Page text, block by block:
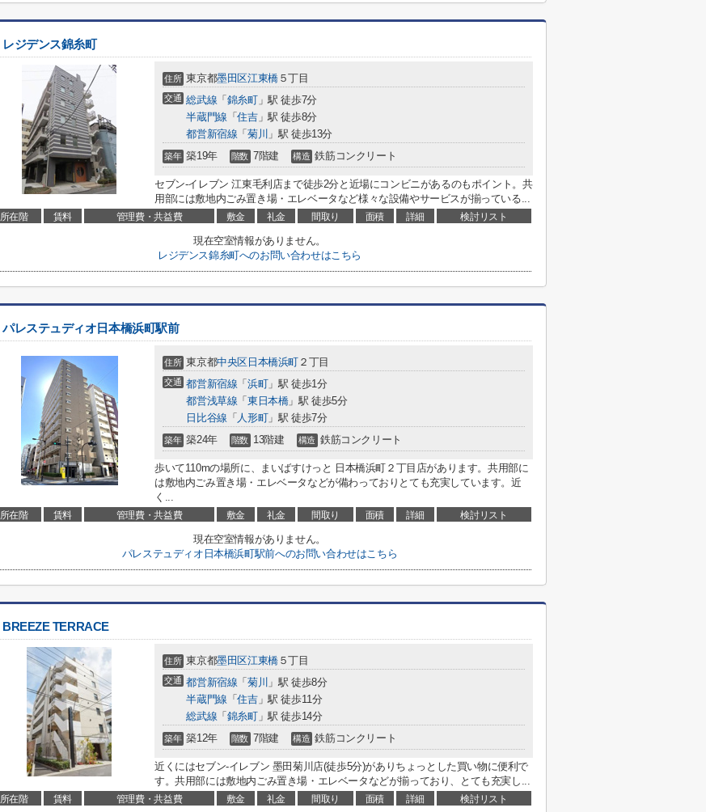
レジデンス錦糸町
住所 東京都墨田区江東橋５丁目
交通 総武線 「 錦糸町」駅 徒歩7分
半蔵門線 「住吉」駅 徒歩8分
都営新宿線 「 菊川 」駅 徒歩13分
築年 築19年 階数 7階建 構造 鉄筋コンクリート
セブン‐イレブン 江東毛利店まで徒歩2分と近場にコンビニがあるのもポイント。共
用部には敷地内ごみ置き場・エレベータなど様々な設備やサービスが揃っている...
所在階 賃料 管理費・共益費 敷金 礼金 間取り 面積 詳細 検討リスト
現在空室情報がありません。
レジデンス錦糸町へのお問い合わせはこちら
パレステュディオ日本橋浜町駅前
住所 東京都中央区 日本橋浜町 ２丁目
交通 都営新宿線 「 浜町」駅 徒歩1分
都営浅草線 「 東日本橋」駅 徒歩5分
日比谷線 「 人形町」駅 徒歩7分
築年 築24年 階数 13階建 構造 鉄筋コンクリート
歩いて110mの場所に、まいばすけっと 日本橋浜町２丁目店があります。共用部に
は敷地内ごみ置き場・エレベータなどが備わっておりとても充実しています。近
く...
所在階 賃料 管理費・共益費 敷金 礼金 間取り 面積 詳細 検討リスト
現在空室情報がありません。
パレステュディオ日本橋浜町駅前へのお問い合わせはこちら
BREEZE TERRACE
住所 東京都墨田区江東橋５丁目
交通 都営新宿線 「 菊川 」駅 徒歩8分
半蔵門線 「住吉」駅 徒歩11分
総武線 「 錦糸町」駅 徒歩14分
築年 築12年 階数 7階建 構造 鉄筋コンクリート
近くにはセブン‐イレブン 墨田菊川店(徒歩5分)がありちょっとした買い物に便利で
す。共用部には敷地内ごみ置き場・エレベータなどが揃っており、とても充実し...
所在階 賃料 管理費・共益費 敷金 礼金 間取り 面積 詳細 検討リスト